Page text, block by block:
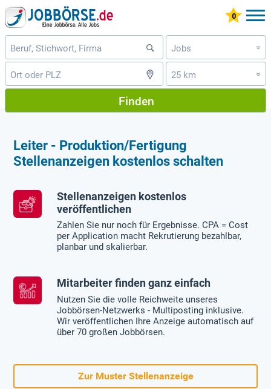
Jobs »
25 km »
Finden
Leiter - Produktion/Fertigung
Stellenanzeigen kostenlos schalten
Stellenanzeigen kostenlos
veröffentlichen
Zahlen Sie nur noch für Ergebnisse. CPA = Cost
per Application macht Rekrutierung bezahlbar,
planbar und skalierbar.
Mitarbeiter finden ganz einfach
Nutzen Sie die volle Reichweite unseres
Jobbörsen-Netzwerks - Multiposting inklusive.
Wir veröffentlichen Ihre Anzeige automatisch auf
über 70 großen Jobbörsen.
Zur Muster Stellenanzeige